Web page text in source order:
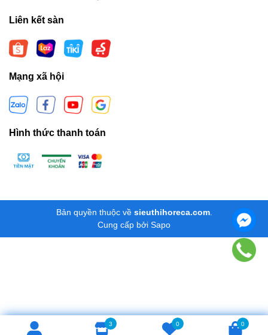
3 0 0
Liên kết sàn
Mạng xã hội
Hình thức thanh toán
Bản quyền thuộc về sieuthihoreca.com.
Cung cấp bởi Sapo